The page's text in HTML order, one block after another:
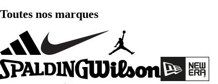
Toutes nos marques